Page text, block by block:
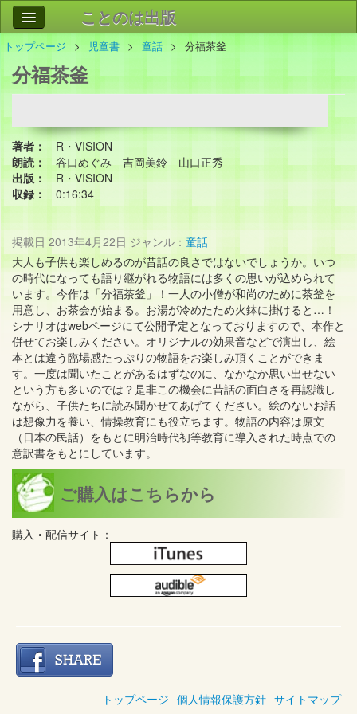
ことのは出版
作品
事業案内
トップページ 児童書 童話 分福茶釜
分福茶釜
著者：
R・VISION
朗読：
谷口めぐみ 吉岡美鈴 山口正秀
出版：
R・VISION
収録：
0:16:34
掲載日 2013年4月22日 ジャンル： 童話
大人も子供も楽しめるのが昔話の良さではないでしょうか。いつ
の時代になっても語り継がれる物語には多くの思いが込められて
います。今作は「分福茶釜」！一人の小僧が和尚のために茶釜を
用意し、お茶会が始まる。お湯が冷めたため火鉢に掛けると…！
シナリオはwebページにて公開予定となっておりますので、本作と
併せてお楽しみください。オリジナルの効果音などで演出し、絵
本とは違う臨場感たっぷりの物語をお楽しみ頂くことができま
す。一度は聞いたことがあるはずなのに、なかなか思い出せない
という方も多いのでは？是非この機会に昔話の面白さを再認識し
ながら、子供たちに読み聞かせてあげてください。絵のないお話
は想像力を養い、情操教育にも役立ちます。物語の内容は原文
（日本の民話）をもとに明治時代初等教育に導入された時点での
意訳書をもとにしています。
ご購入はこちらから
購入・配信サイト：
トップページ 個人情報保護方針 サイトマップ